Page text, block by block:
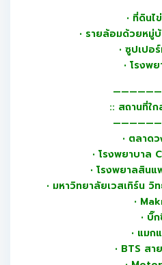
• ที่ดินไ
• รายล้อมด้วยหมู่
• ซูปเปอ
• โรงพ
:: สถานที่ใ
• ตลาด
• โรงพยาบาล
• โรงพยาลสิน
• มหาวิทยาลัยเวสเทิร์น
•
• บิ๊
• แมก
• BTS สา